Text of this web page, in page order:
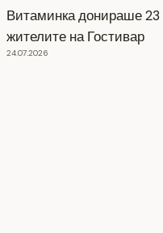
Витаминка донираше
жителите на Гостивар
24.07.2026